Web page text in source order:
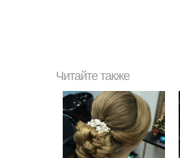
Читайте также